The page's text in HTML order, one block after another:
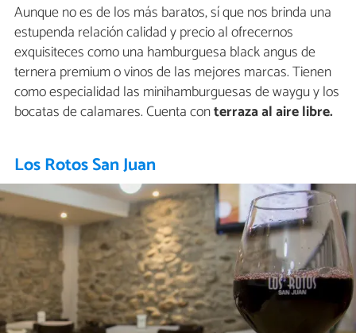
Aunque no es de los más baratos, sí que nos brinda una
estupenda relación calidad y precio al ofrecernos
exquisiteces como una hamburguesa black angus de
ternera premium o vinos de las mejores marcas. Tienen
como especialidad las minihamburguesas de waygu y los
bocatas de calamares. Cuenta conterraza al aire libre.
Los Rotos San Juan